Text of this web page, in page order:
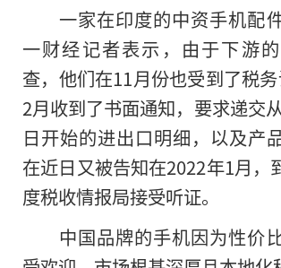
一家在印度的中资手机配
一财经记者表示，由于下游
查，他们在11月份也受到了税
2月收到了书面通知，要求递交
日开始的进出口明细，以及产
在近日又被告知在2022年1月，
度税收情报局接受听证。
中国品牌的手机因为性价